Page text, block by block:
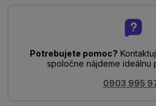
Potrebujete pomoc?
spoločne nájdeme ideálnu
0903 995